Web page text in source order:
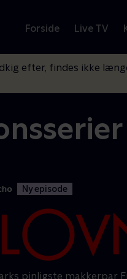
Forside Live TV
efter, findes ikke